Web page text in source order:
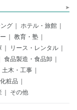
グ
ホテル・旅館
教育・塾
リース・レンタル
食品製造・食品卸
土木・工事
粧品
その他